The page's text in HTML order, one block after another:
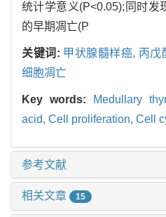
统计学意义(P<0.05);同时发
的早期凋亡(P
关键词: 甲状腺髓样癌, 丙戊
细胞凋亡
Key words: Medullary
acid, Cell proliferation, Cell
参考文献
相关文章 15